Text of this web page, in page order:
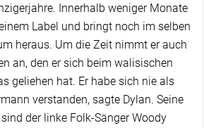
Innerhalb weniger Monate
Label und bringt noch im selben
heraus. Um die Zeit nimmt er auch
an, den er sich beim walisischen
geliehen hat. Er habe sich nie als
verstanden, sagte Dylan. Seine
der linke Folk-Sänger Woody